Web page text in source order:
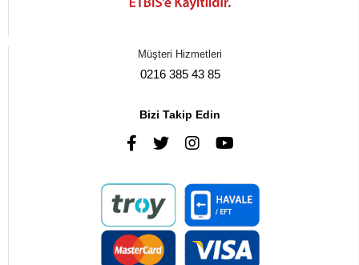
Müşteri Hizmetleri
0216 385 43 85
Bizi Takip Edin